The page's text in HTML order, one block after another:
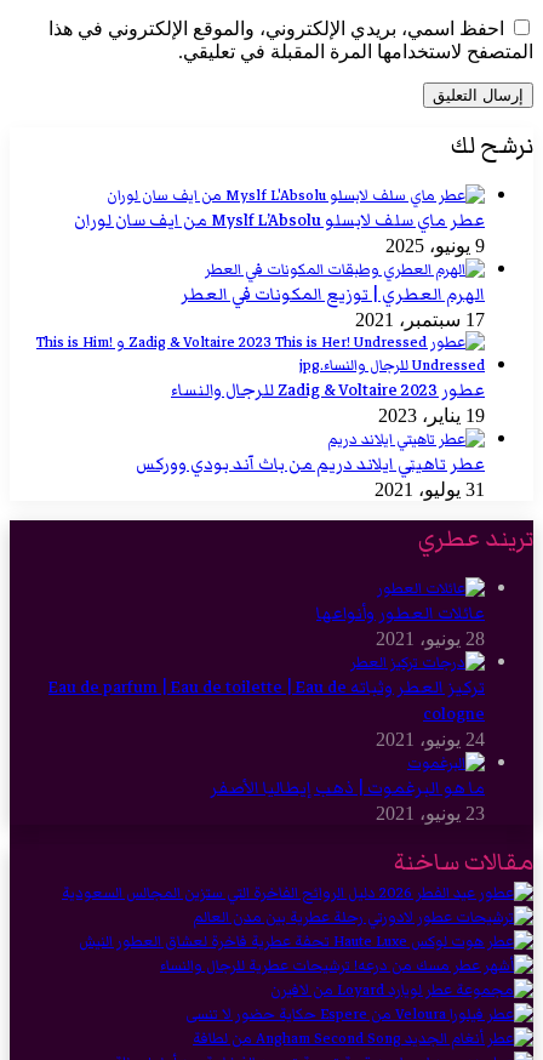
احفظ اسمي، بريدي الإلكتروني، والموقع الإلكتروني في هذا
المتصفح لاستخدامها المرة المقبلة في تعليقي.
نرشح لك
عطر ماي سلف لابسلو Myslf L’Absolu من ايف سان لوران
9 يونيو، 2025
الهرم العطري | توزيع المكونات في العطر
17 سبتمبر، 2021
عطور Zadig & Voltaire 2023 للرجال والنساء
19 يناير، 2023
عطر تاهيتي ايلاند دريم من باث آند بودي ووركس
31 يوليو، 2021
تريند عطري
عائلات العطور وأنواعها
28 يونيو، 2021
تركيز العطر وثباته Eau de parfum | Eau de toilette | Eau de
cologne
24 يونيو، 2021
ما هو البرغموت | ذهب إيطاليا الأصفر
23 يونيو، 2021
مقالات ساخنة